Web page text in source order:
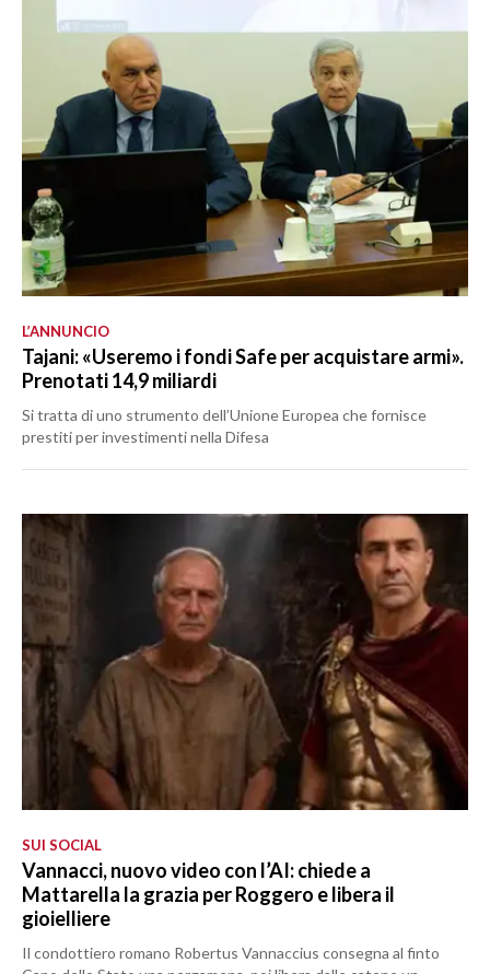
L’ANNUNCIO
Tajani: «Useremo i fondi Safe per acquistare armi».
Prenotati 14,9 miliardi
Si tratta di uno strumento dell’Unione Europea che fornisce
prestiti per investimenti nella Difesa
SUI SOCIAL
Vannacci, nuovo video con l’AI: chiede a
Mattarella la grazia per Roggero e libera il
gioielliere
Il condottiero romano Robertus Vannaccius consegna al finto